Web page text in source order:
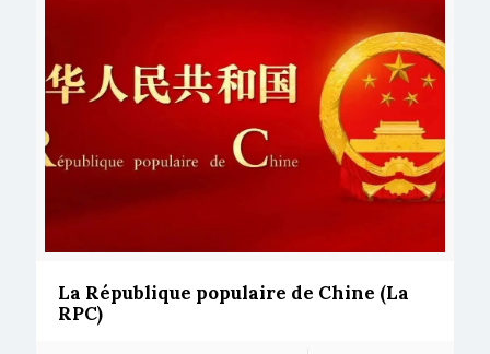
La République populaire de Chine (La
RPC)